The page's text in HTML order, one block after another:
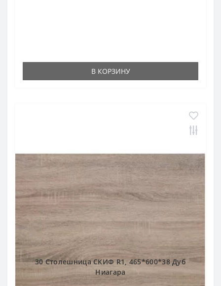
В КОРЗИНУ
30 Столешница СКИФ R1, 465*600*38 Дуб
Ниагара